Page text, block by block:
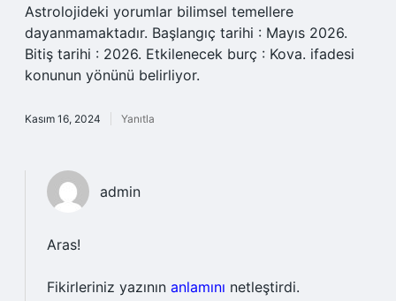
Astrolojideki yorumlar bilimsel temellere
dayanmamaktadır. Başlangıç tarihi : Mayıs 2026.
Bitiş tarihi : 2026. Etkilenecek burç : Kova. ifadesi
konunun yönünü belirliyor.
Kasım 16, 2024 Yanıtla
admin
Aras!
Fikirleriniz yazının anlamını netleştirdi.